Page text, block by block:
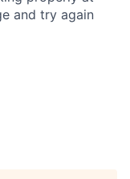
and try again